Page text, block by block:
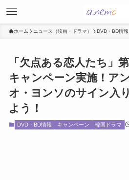
ホーム ニュース（映画・ドラマ） DVD・BD情報
「欠点ある恋人たち」
キャンペーン実施！ア
オ・ヨンソのサイン入
よう！
DVD・BD情報 キャンペーン 韓国ドラマ